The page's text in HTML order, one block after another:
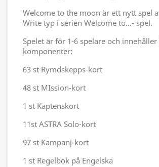
Welcome to the moon är ett nytt spel
Write typ i serien Welcome to...- spel.
Spelet är för 1-6 spelare och
komponenter:
63 st Rymdskepps-kort
48 st MIssion-kort
1 st Kaptenskort
11st ASTRA Solo-kort
97 st Kampanj-kort
1 st Regelbok på Engelska